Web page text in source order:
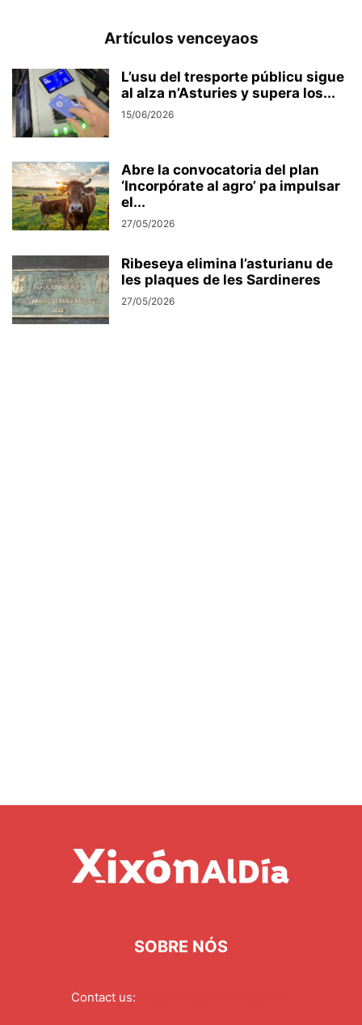
Artículos venceyaos
L’usu del tresporte públicu sigue
al alza n’Asturies y supera los...
15/06/2026
Abre la convocatoria del plan
‘Incorpórate al agro’ pa impulsar
el...
27/05/2026
Ribeseya elimina l’asturianu de
les plaques de les Sardineres
27/05/2026
SOBRE NÓS
Contact us: